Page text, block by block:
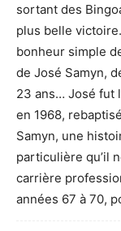
sortant des
plus belle
bonheur simple
de José Samyn,
23 ans… José fut
en 1968,
Samyn, une
particulière qu’il
carrière
années 67 à 70,